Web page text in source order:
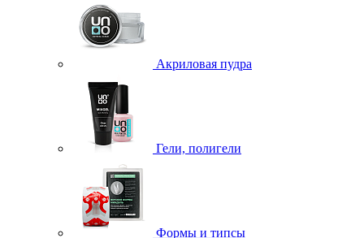
Акриловая пудра
Гели, полигели
Формы и типсы